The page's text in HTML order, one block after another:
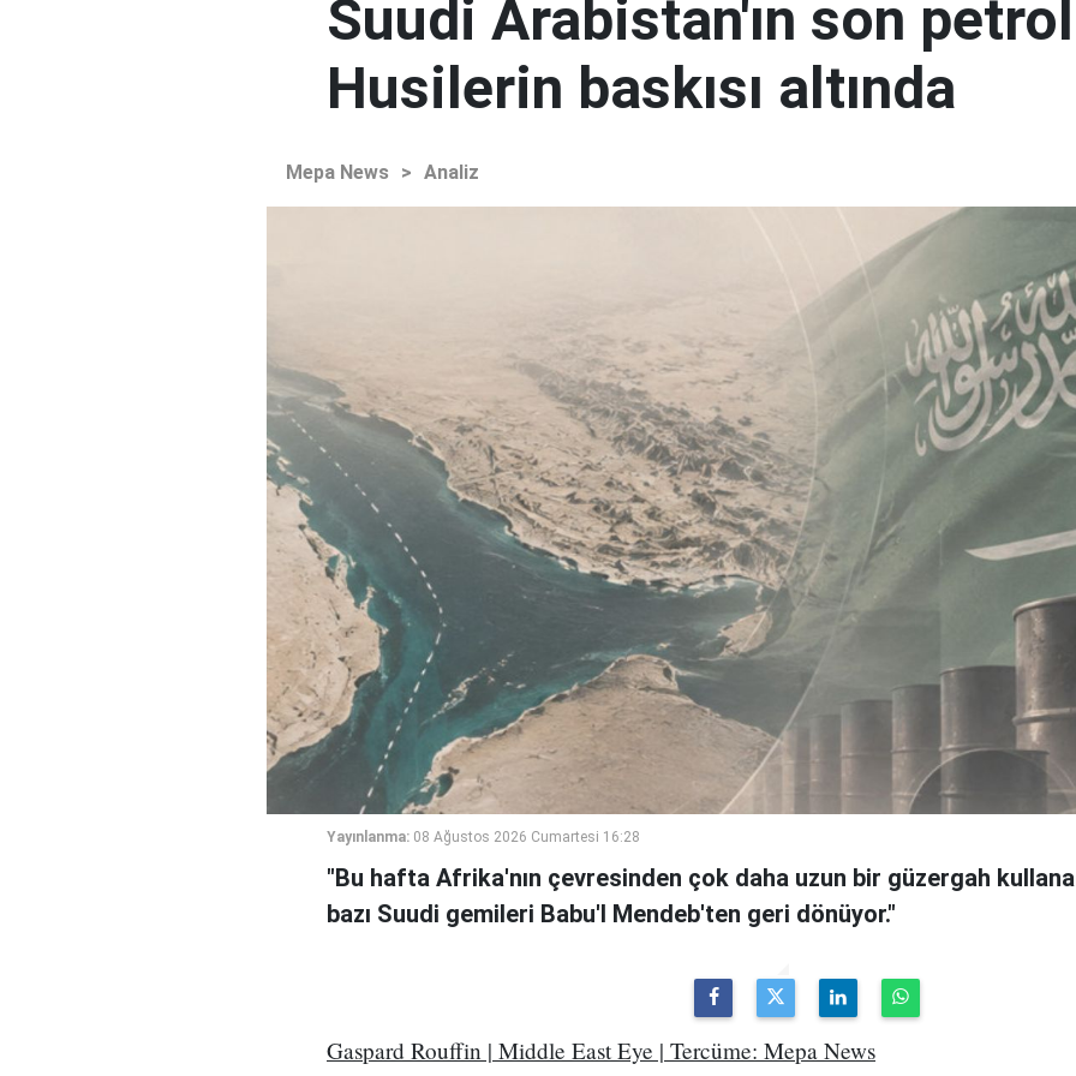
Suudi Arabistan'ın son
Husilerin baskısı altında
Mepa News > Analiz
Yayınlanma: 08 Ağustos 2026 Cumartesi 16:28
"Bu hafta Afrika'nın çevresinden çok daha uzun bir güzergah
bazı Suudi gemileri Babu'l Mendeb'ten geri dönüyor."
Gaspard Rouffin | Middle East Eye | Tercüme: Mepa News